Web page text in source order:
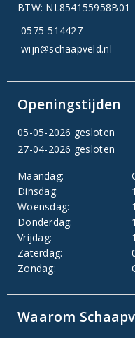
BTW: NL854155958B01
0575-514427
wijn@schaapveld.nl
Openingstijden
05-05-2026 gesloten
27-04-2026 gesloten
Maandag:
Dinsdag:
Woensdag:
Donderdag:
Vrijdag:
Zaterdag:
Zondag:
Waarom